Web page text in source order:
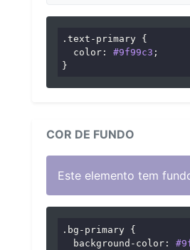
.text-primary {
color : #9f99c3 ;
}
COR DE FUNDO
Este elemento tem
.bg-primary {
background-color :